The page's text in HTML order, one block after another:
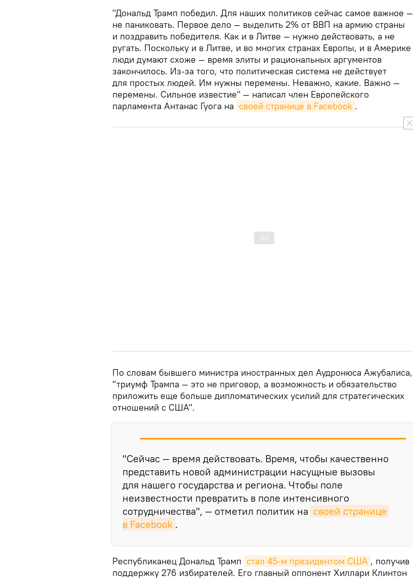
"Дональд Трамп победил. Для наших политиков сейчас самое важное —
не паниковать. Первое дело — выделить 2% от ВВП на армию страны
и поздравить победителя. Как и в Литве — нужно действовать, а не
ругать. Поскольку и в Литве, и во многих странах Европы, и в Америке
люди думают схоже — время элиты и рациональных аргументов
закончилось. Из-за того, что политическая система не действует
для простых людей. Им нужны перемены. Неважно, какие. Важно —
перемены. Сильное известие" — написал член Европейского
парламента Антанас Гуога на своей странице в Facebook .
По словам бывшего министра иностранных дел Аудронюса Ажубалиса,
"триумф Трампа — это не приговор, а возможность и обязательство
приложить еще больше дипломатических усилий для стратегических
отношений с США".
"Сейчас — время действовать. Время, чтобы качественно
представить новой администрации насущные вызовы
для нашего государства и региона. Чтобы поле
неизвестности превратить в поле интенсивного
сотрудничества", — отметил политик на своей странице
в Facebook .
Республиканец Дональд Трамп стал 45-м президентом США , получив
поддержку 276 избирателей. Его главный оппонент Хиллари Клинтон